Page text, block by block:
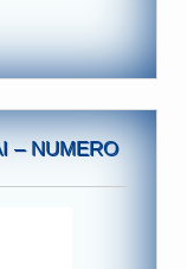
– NUMERO